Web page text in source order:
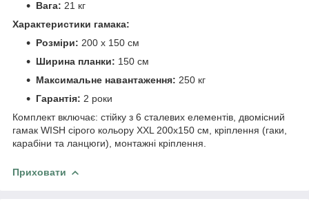
Вага: 21 кг
Характеристики гамака:
Розміри: 200 х 150 см
Ширина планки: 150 см
Максимальне навантаження: 250 кг
Гарантія: 2 роки
Комплект включає: стійку з 6 сталевих елементів, двомісний
гамак WISH сірого кольору XXL 200х150 см, кріплення (гаки,
карабіни та ланцюги), монтажні кріплення.
Приховати